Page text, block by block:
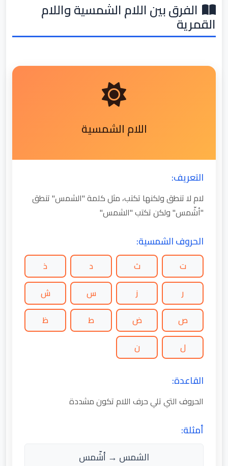
الفرق بين اللام الشمسية واللام
القمرية
اللام الشمسية
التعريف:
لام لا تنطق ولكنها تكتب، مثل كلمة "الشمس" تنطق
"أشّمس" ولكن تكتب "الشمس"
الحروف الشمسية:
ت ث د
ذ
ر
ز س
ش
ص
ض ط
ظ
ل
ن
القاعدة:
الحروف التي تلي حرف اللام تكون مشددة
أمثلة:
الشمس → أشّمس